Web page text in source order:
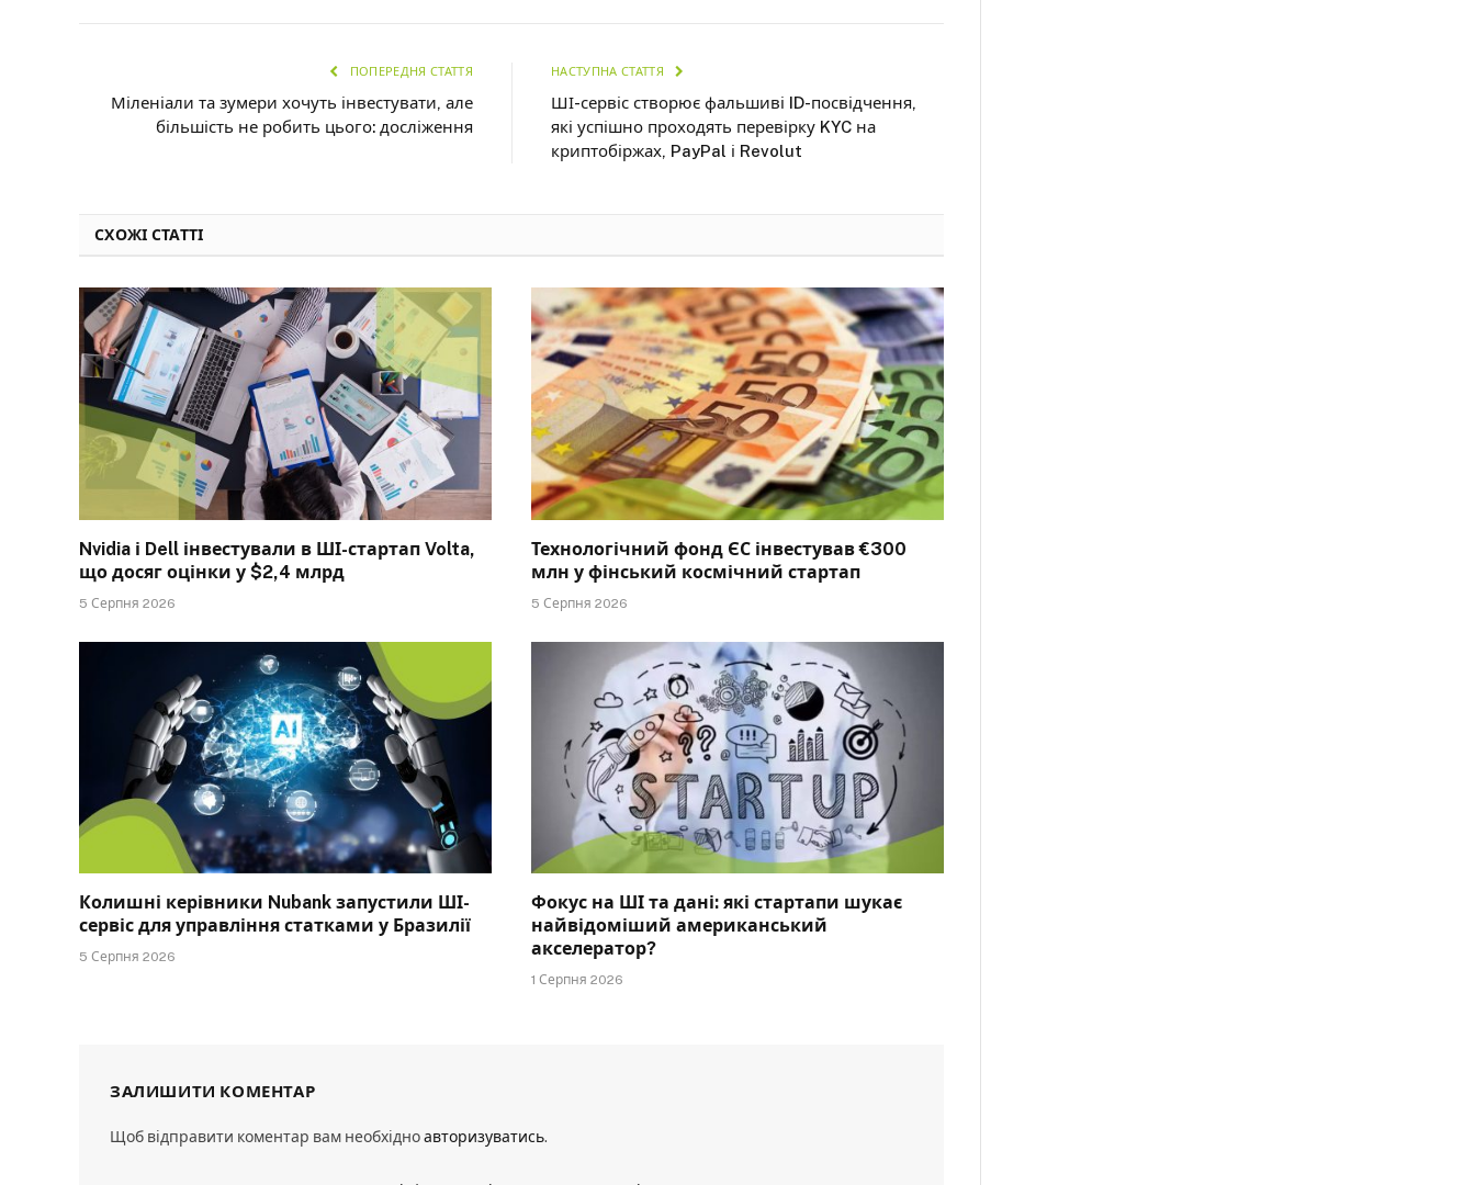
ПОПЕРЕДНЯ СТАТТЯ
Міленіали та зумери хочуть інвестувати, але
більшість не робить цього: досліження
НАСТУПНА СТАТТЯ
ШІ-сервіс створює фальшиві ID-посвідчення,
які успішно проходять перевірку KYC на
криптобіржах, PayPal і Revolut
СХОЖІ СТАТТІ
Nvidia і Dell інвестували в ШІ-стартап Volta,
що досяг оцінки у $2,4 млрд
5 Серпня 2026
Технологічний фонд ЄС інвестував €300
млн у фінський космічний стартап
5 Серпня 2026
Колишні керівники Nubank запустили ШІ-
сервіс для управління статками у Бразилії
5 Серпня 2026
Фокус на ШІ та дані: які стартапи шукає
найвідоміший американський
акселератор?
1 Серпня 2026
ЗАЛИШИТИ КОМЕНТАР
Щоб відправити коментар вам необхідноавторизуватись.